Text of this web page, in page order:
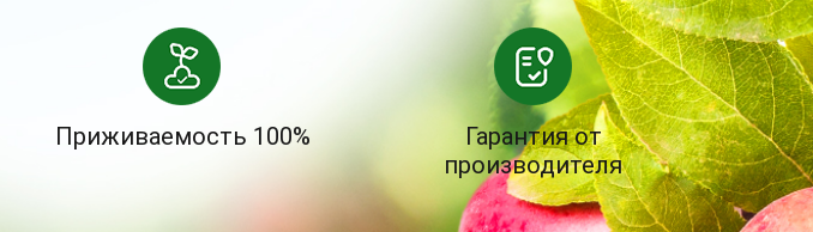
Приживаемость 100%
Гарантия от
производителя